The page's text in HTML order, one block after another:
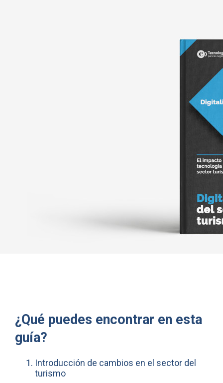
¿Qué puedes encontrar en esta
guía?
Introducción de cambios en el sector del
turismo